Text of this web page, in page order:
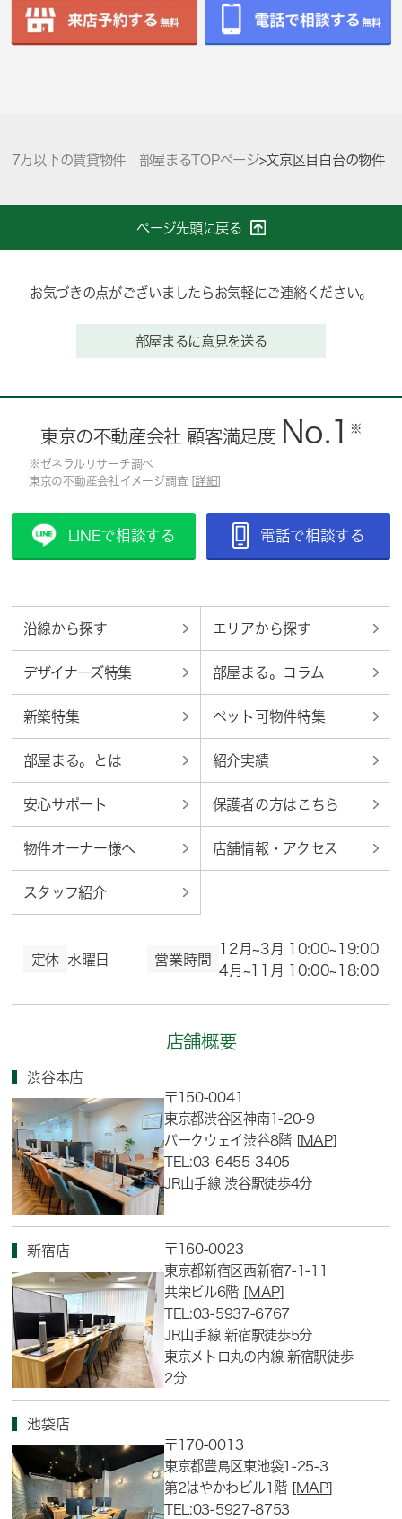
7万以下の賃貸物件 部屋まるTOPページ>文京区目白台の物件
ページ先頭に戻る
お気づきの点がございましたらお気軽にご連絡ください。
部屋まるに意見を送る
東京の不動産会社 顧客満足度 No.1 ※
※ゼネラルリサーチ調べ
東京の不動産会社イメージ調査 [ 詳細
LINEで相談する 電話で相談する
沿線から探す エリアから探す
デザイナーズ特集 部屋まる。コラム
新築特集 ペット可物件特集
部屋まる。とは 紹介実績
安心サポート 保護者の方はこちら
物件オーナー様へ 店舗情報・アクセス
スタッフ紹介
定休 水曜日 営業時間
12月~3月 10:00~19:00
4月~11月 10:00~18:00
店舗概要
渋谷本店
〒150-0041
東京都渋谷区神南1-20-9
パークウェイ渋谷8階 [MAP]
TEL:03-6455-3405
JR山手線 渋谷駅徒歩4分
新宿店
〒160-0023
東京都新宿区西新宿7-1-11
共栄ビル6階 [MAP]
TEL:03-5937-6767
JR山手線 新宿駅徒歩5分
東京メトロ丸の内線 新宿駅徒歩
2分
池袋店
〒170-0013
東京都豊島区東池袋1-25-3
第2はやかわビル1階 [MAP]
TEL:03-5927-8753